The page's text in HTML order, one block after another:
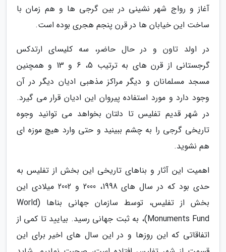
آغاز و رواج شهر نشینی در بین گرجی ها و هم زمان با
ساخت این خیابان ها در قرن پنجم هجری بوده است.
در اولد تاون و در حال حاضر، سه کلیسای ارتدکس
گرجستانی از قرن های به ترتیب 5، 6 و 13 و همچنین
مسجد مسلمانان و دیگر مراکز مذهبی ادیان دیگر در آن
وجود دارد و مورد استفاده پیروان این ادیان قرار می گیرد.
در شهر قدیم تفلیس تا دلتان بخواهد می توانید وجوه
تاریخی گرجی را به چشم ببینید و حتی وارد هیچ موزه ای
هم نشوید.
اهمیت این آثار و بناهای تاریخی این بخش از تفلیس به
حدی بود که در سال های 1998، 2000 و 2002 میلادی این
بخش از تفلیس، توسط سازمان جهانی بناها (World
Monuments Fund)، به ثبت جهانی رسید. بیایید تا کمی از
اتفاقاتی که این روزها و در این سال های اخیر برای این